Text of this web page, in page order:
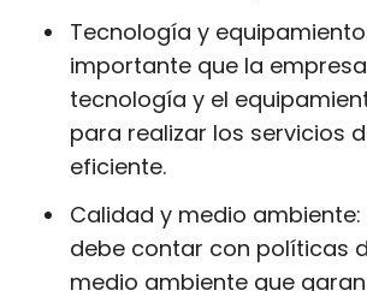
Tecnología y
importante que la
tecnología y el
para realizar los servicios
eficiente.
Calidad y medio
debe contar con políticas
medio ambiente que